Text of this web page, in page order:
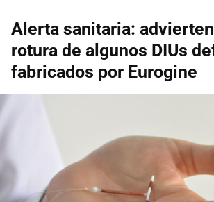
Alerta sanitaria:
rotura de algunos DIUs
fabricados por Eurogine